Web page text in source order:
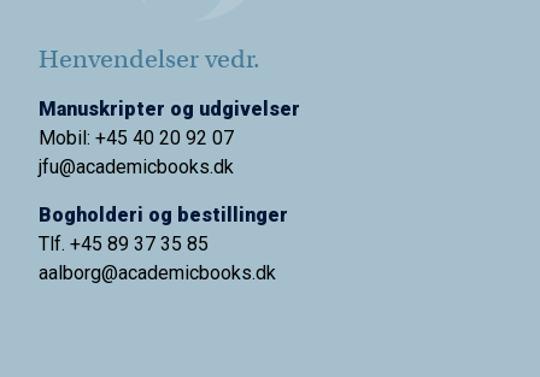
Henvendelser vedr.
Manuskripter og udgivelser
Mobil: +45 40 20 92 07
jfu@academicbooks.dk
Bogholderi og bestillinger
Tlf. +45 89 37 35 85
aalborg@academicbooks.dk